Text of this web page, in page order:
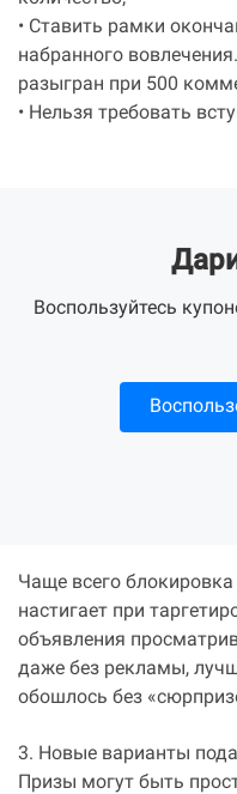
• Ставить рамки
набранного
разыгран при 500
• Нельзя требовать
Воспользуйтесь
Чаще всего
настигает при
объявления
даже без рекламы,
обошлось без
3. Новые варианты
Призы могут быть